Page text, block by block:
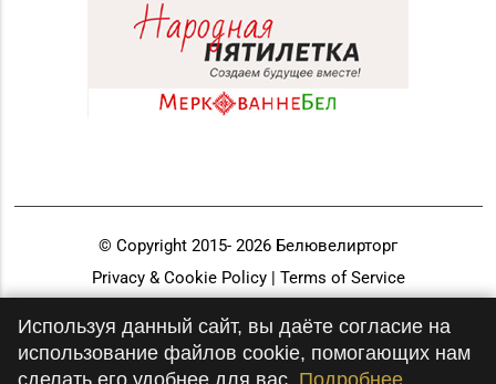
© Copyright 2015- 2026 Белювелирторг
Privacy & Cookie Policy | Terms of Service
Используя данный сайт, вы даёте согласие на
использование файлов cookie, помогающих нам
сделать его удобнее для вас. Подробнее